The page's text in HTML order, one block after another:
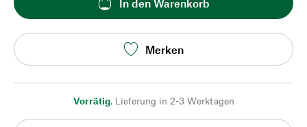
In den Warenkorb
Merken
Vorrätig, Lieferung in 2-3 Werktagen